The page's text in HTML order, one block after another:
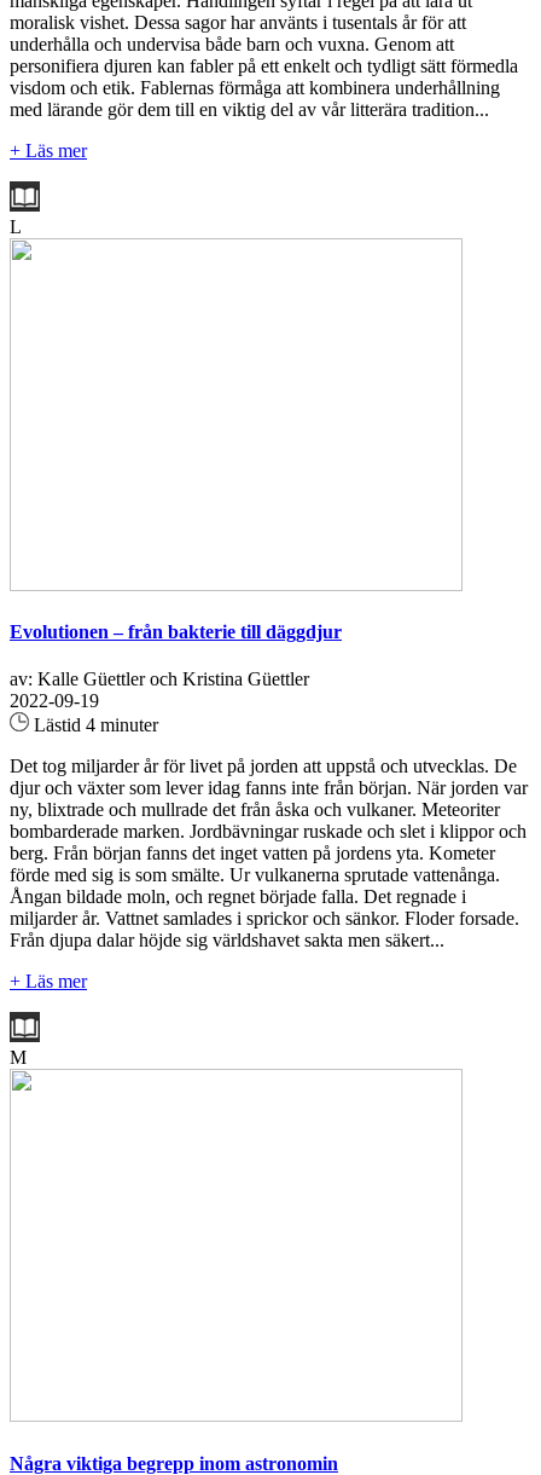
moralisk vishet. Dessa sagor har använts i tusentals år för att
underhålla och undervisa både barn och vuxna. Genom att
personifiera djuren kan fabler på ett enkelt och tydligt sätt förmedla
visdom och etik. Fablernas förmåga att kombinera underhållning
med lärande gör dem till en viktig del av vår litterära tradition...
+ Läs mer
L
Evolutionen – från bakterie till däggdjur
av: Kalle Güettler och Kristina Güettler
2022-09-19
Lästid 4 minuter
Det tog miljarder år för livet på jorden att uppstå och utvecklas. De
djur och växter som lever idag fanns inte från början. När jorden var
ny, blixtrade och mullrade det från åska och vulkaner. Meteoriter
bombarderade marken. Jordbävningar ruskade och slet i klippor och
berg. Från början fanns det inget vatten på jordens yta. Kometer
förde med sig is som smälte. Ur vulkanerna sprutade vattenånga.
Ångan bildade moln, och regnet började falla. Det regnade i
miljarder år. Vattnet samlades i sprickor och sänkor. Floder forsade.
Från djupa dalar höjde sig världshavet sakta men säkert...
+ Läs mer
M
Några viktiga begrepp inom astronomin